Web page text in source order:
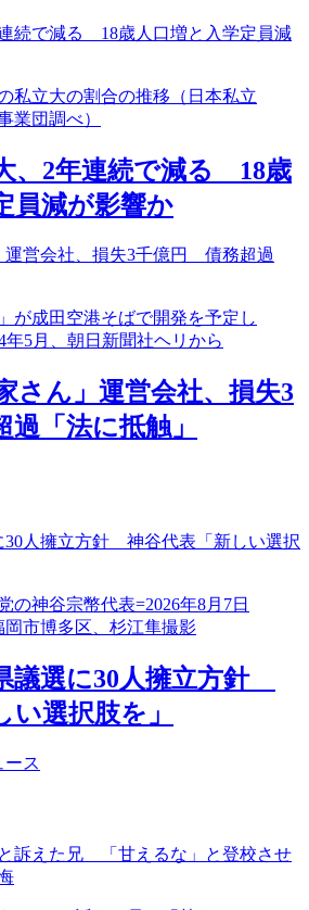
続で減る 18歳人口増と入学定員減
、2年連続で減る 18歳
員減が影響か
運営会社、損失3千億円 債務超過
さん」運営会社、損失3
「法に抵触」
30人擁立方針 神谷代表「新しい選択
議選に30人擁立方針
選択肢を」
ース
と訴えた兄 「甘えるな」と登校させ